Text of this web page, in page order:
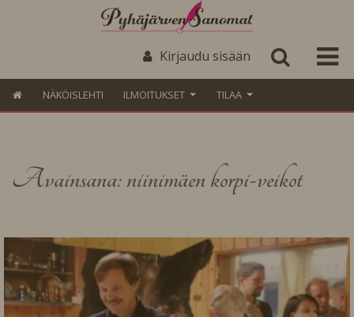
Kirjaudu sisään
NÄKÖISLEHTI ILMOITUKSET TILAA
Avainsana: niinimäen korpi-veikot